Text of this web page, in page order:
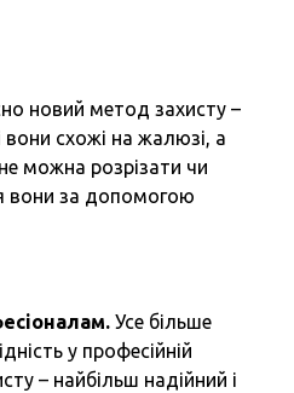
новий метод захисту –
вони схожі на жалюзі, а
можна розрізати чи
вони за допомогою
Усе більше
у професійній
– найбільш надійний і